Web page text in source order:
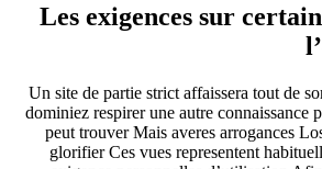
Les exigences sur
Un site de partie strict affaissera tout de
dominiez respirer une autre connaissance
peut trouver Mais averes arrogances
glorifier Ces vues representent